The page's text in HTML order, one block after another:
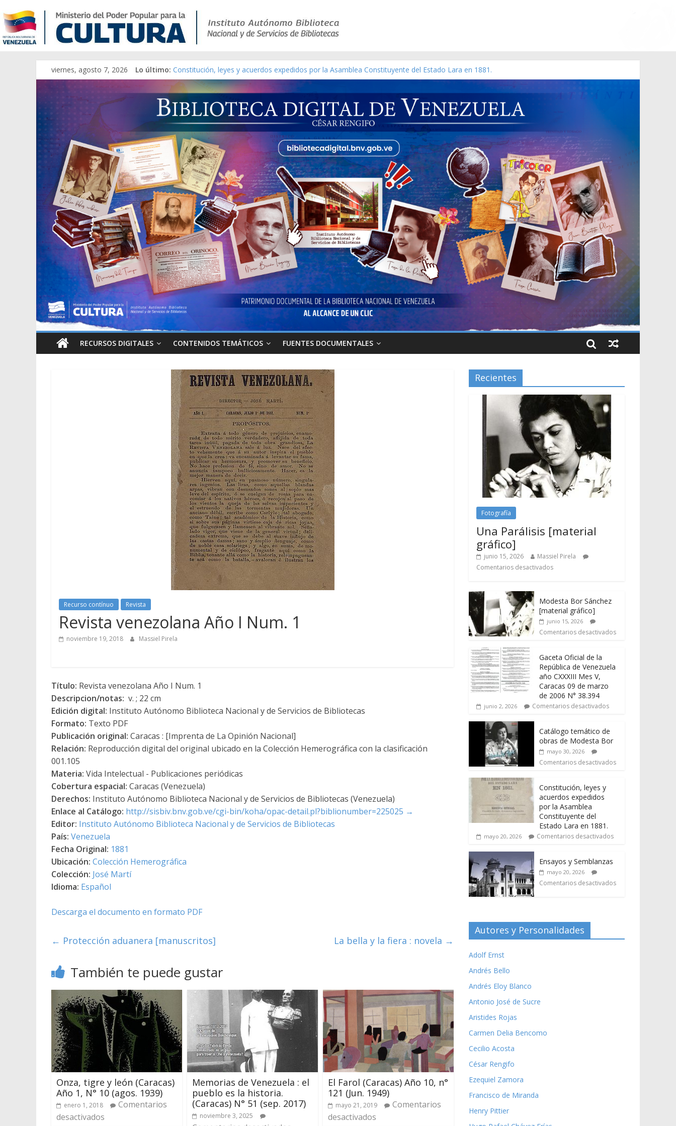
viernes, agosto 7, 2026 Lo último: Constitución, leyes y acuerdos expedidos por la Asamblea Constituyente del Estado Lara en 1881.
Una Parálisis [material gráfico]
Modesta Bor Sánchez [material gráfico]
Gaceta Oficial de la República de Venezuela año CXXXIII Mes V, Caracas 09 de marzo de 2006 N° 38.394
Catálogo temático de obras de Modesta Bor
RECURSOS DIGITALES CONTENIDOS TEMÁTICOS FUENTES DOCUMENTALES
Recurso contínuo Revista
Revista venezolana Año I Num. 1
noviembre 19, 2018 Massiel Pirela
Título: Revista venezolana Año I Num. 1
Descripcion/notas: v. ; 22 cm
Edición digital: Instituto Autónomo Biblioteca Nacional y de Servicios de Bibliotecas
Formato: Texto PDF
Publicación original: Caracas : [Imprenta de La Opinión Nacional]
Relación: Reproducción digital del original ubicado en la Colección Hemerográfica con la clasificación
001.105
Materia: Vida Intelectual - Publicaciones periódicas
Cobertura espacial: Caracas (Venezuela)
Derechos: Instituto Autónomo Biblioteca Nacional y de Servicios de Bibliotecas (Venezuela)
Enlace al Catálogo: http://sisbiv.bnv.gob.ve/cgi-bin/koha/opac-detail.pl?biblionumber=225025 →
Editor: Instituto Autónomo Biblioteca Nacional y de Servicios de Bibliotecas
País: Venezuela
Fecha Original: 1881
Ubicación: Colección Hemerográfica
Colección: José Martí
Idioma: Español
Descarga el documento en formato PDF
← Protección aduanera [manuscritos] La bella y la fiera : novela →
También te puede gustar
Onza, tigre y león (Caracas)
Año 1, N° 10 (agos. 1939)
enero 1, 2018
Comentarios
desactivados
Memorias de Venezuela : el
pueblo es la historia.
(Caracas) N° 51 (sep. 2017)
noviembre 3, 2025
El Farol (Caracas) Año 10, n°
121 (Jun. 1949)
mayo 21, 2019
Comentarios
desactivados
Recientes
Fotografía
Una Parálisis [material
gráfico]
junio 15, 2026
Massiel Pirela
Comentarios desactivados
Modesta Bor Sánchez
[material gráfico]
junio 15, 2026
Comentarios desactivados
Gaceta Oficial de la
República de Venezuela
año CXXXIII Mes V,
Caracas 09 de marzo
de 2006 N° 38.394
junio 2, 2026 Comentarios desactivados
Catálogo temático de
obras de Modesta Bor
mayo 30, 2026
Comentarios desactivados
Constitución, leyes y
acuerdos expedidos
por la Asamblea
Constituyente del
Estado Lara en 1881.
mayo 20, 2026 Comentarios desactivados
Ensayos y Semblanzas
mayo 20, 2026
Comentarios desactivados
Autores y Personalidades
Adolf Ernst
Andrés Bello
Andrés Eloy Blanco
Antonio José de Sucre
Aristides Rojas
Carmen Delia Bencomo
Cecilio Acosta
César Rengifo
Ezequiel Zamora
Francisco de Miranda
Henry Pittier